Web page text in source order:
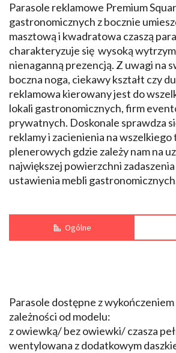
Parasole reklamowe Premium
gastronomicznych z bocznie
masztową i kwadratowa czaszą
charakteryzuje się wysoką
nienaganną prezencją. Z uwagi na
boczna noga, ciekawy kształt czy
reklamowa kierowany jest do
lokali gastronomicznych, firm
prywatnych. Doskonale sprawdza
reklamy i zacienienia na
plenerowych gdzie zależy nam na
największej powierzchni
ustawienia mebli
Ogólne
Parasole dostępne z wykończeniem
zależności od modelu:
z owiewką/ bez owiewki/ czasza
wentylowana z dodatkowym